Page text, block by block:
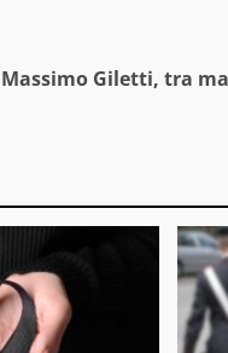
Massimo Giletti, tra